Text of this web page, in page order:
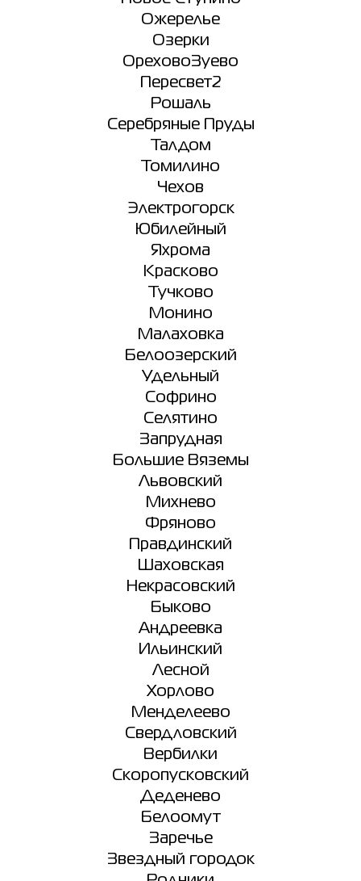
Ожерелье
Озерки
ОреховоЗуево
Пересвет2
Рошаль
Серебряные Пруды
Талдом
Томилино
Чехов
Электрогорск
Юбилейный
Яхрома
Красково
Тучково
Монино
Малаховка
Белоозерский
Удельный
Софрино
Селятино
Запрудная
Большие Вяземы
Львовский
Михнево
Фряново
Правдинский
Шаховская
Некрасовский
Быково
Андреевка
Ильинский
Лесной
Хорлово
Менделеево
Свердловский
Вербилки
Скоропусковский
Деденево
Белоомут
Заречье
Звездный городок